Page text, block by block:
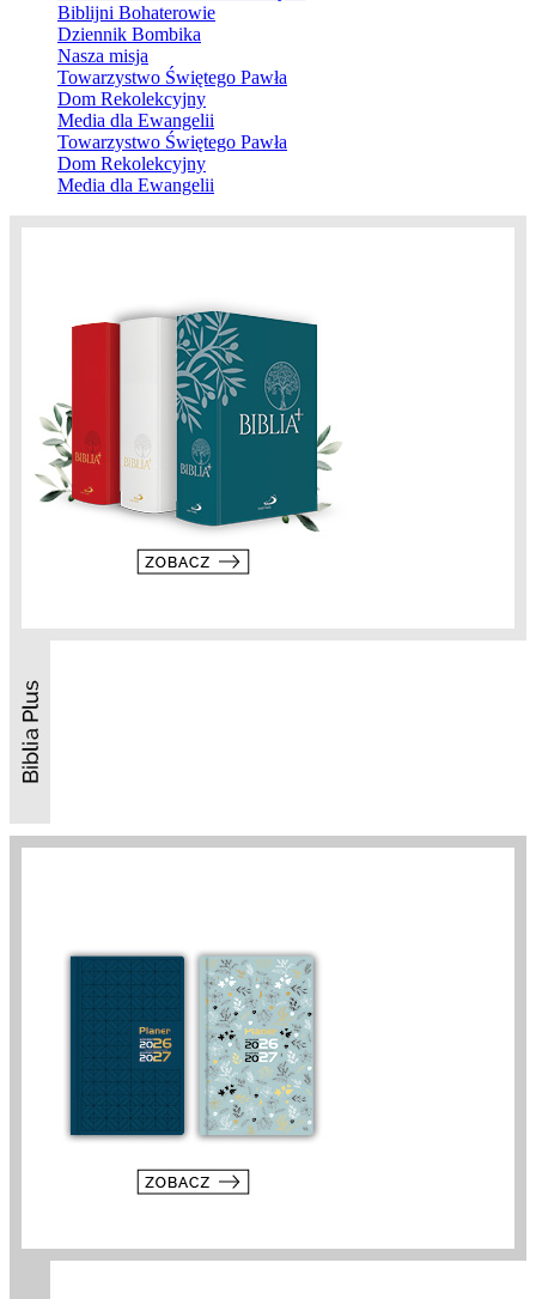
Biblijni Bohaterowie
Dziennik Bombika
Nasza misja
Towarzystwo Świętego Pawła
Dom Rekolekcyjny
Media dla Ewangelii
Towarzystwo Świętego Pawła
Dom Rekolekcyjny
Media dla Ewangelii